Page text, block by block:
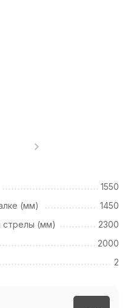
1550
(мм)
1450
стрелы (мм)
2300
2000
2